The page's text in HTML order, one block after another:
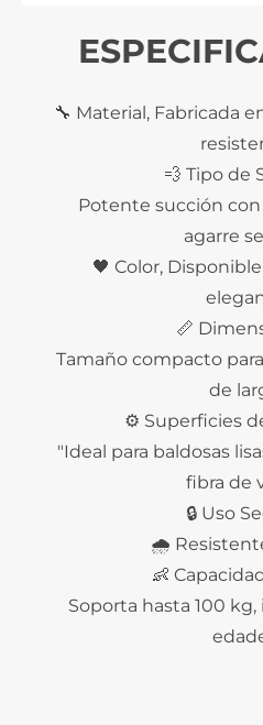
🔧 Material, Fabricada
💨 Tipo de
Potente succión
agarre
🖤 Color,
📏
Tamaño compacto
de
⚙️ Superficies
"Ideal para baldosas
fibra de
🔒 Uso
🌧️
👶
Soporta hasta 100 kg,